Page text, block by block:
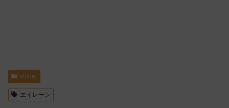
vtuber
エイレーン